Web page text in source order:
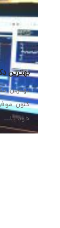
بهترین
بهترین
کنون
خود یا…